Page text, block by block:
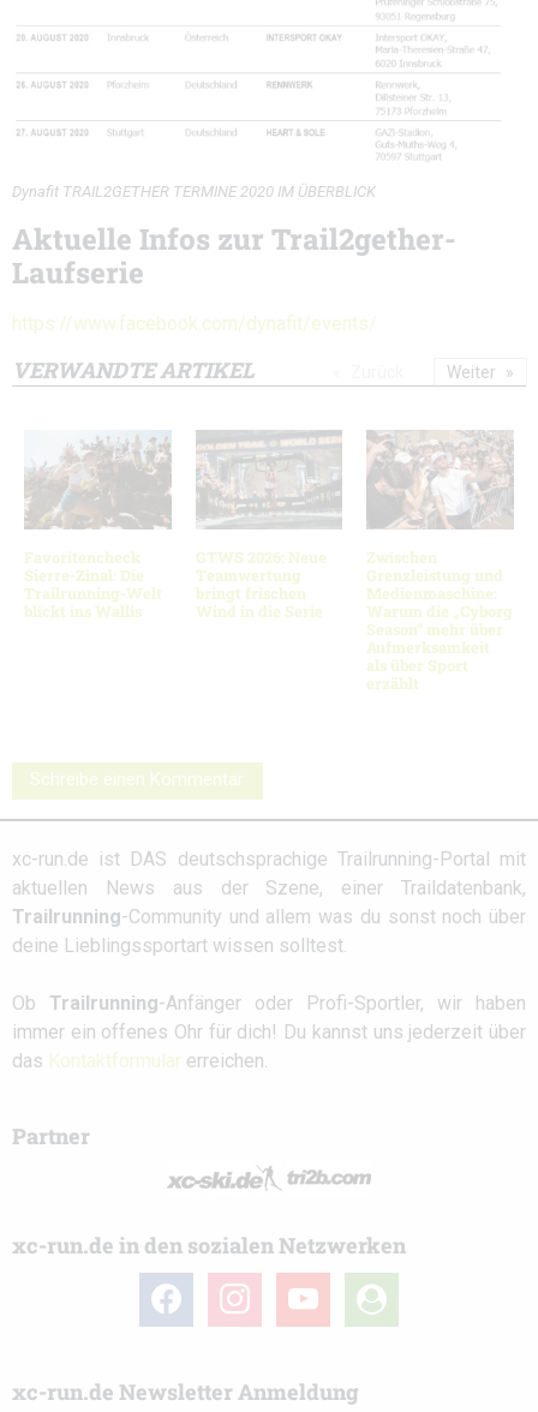
Dynafit TRAIL2GETHER TERMINE 2020 IM ÜBERBLICK
Aktuelle Infos zur Trail2gether-
Laufserie
https://www.facebook.com/dynafit/events/
VERWANDTE ARTIKEL
Favoritencheck
Sierre-Zinal: Die
Trailrunning-Welt
blickt ins Wallis
GTWS 2026: Neue
Teamwertung
bringt frischen
Wind in die Serie
Zwischen
Grenzleistung und
Medienmaschine:
Warum die „Cyborg
Season“ mehr über
Aufmerksamkeit
als über Sport
erzählt
Weiter
Schreibe einen Kommentar
xc-run.de ist DAS deutschsprachige Trailrunning-Portal mit
aktuellen News aus der Szene, einer Traildatenbank,
Trailrunning-Community und allem was du sonst noch über
deine Lieblingssportart wissen solltest.
Ob Trailrunning-Anfänger oder Profi-Sportler, wir haben
immer ein offenes Ohr für dich! Du kannst uns jederzeit über
das Kontaktformular erreichen.
Partner
xc-run.de in den sozialen Netzwerken
facebook instagram youtube
user-
circle
xc-run.de Newsletter Anmeldung